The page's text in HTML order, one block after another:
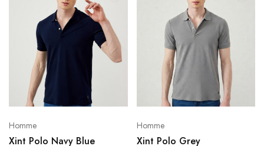
Homme
Xint Polo Navy Blue
Homme
Xint Polo Grey